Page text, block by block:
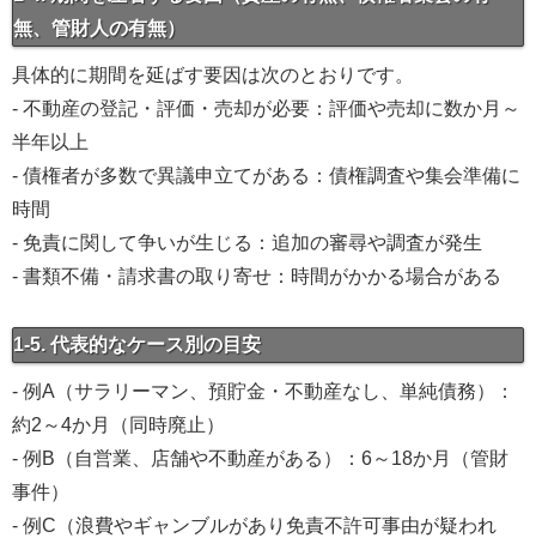
無、管財人の有無）
具体的に期間を延ばす要因は次のとおりです。
- 不動産の登記・評価・売却が必要：評価や売却に数か月～
半年以上
- 債権者が多数で異議申立てがある：債権調査や集会準備に
時間
- 免責に関して争いが生じる：追加の審尋や調査が発生
- 書類不備・請求書の取り寄せ：時間がかかる場合がある
1-5. 代表的なケース別の目安
- 例A（サラリーマン、預貯金・不動産なし、単純債務）：
約2～4か月（同時廃止）
- 例B（自営業、店舗や不動産がある）：6～18か月（管財
事件）
- 例C（浪費やギャンブルがあり免責不許可事由が疑われ